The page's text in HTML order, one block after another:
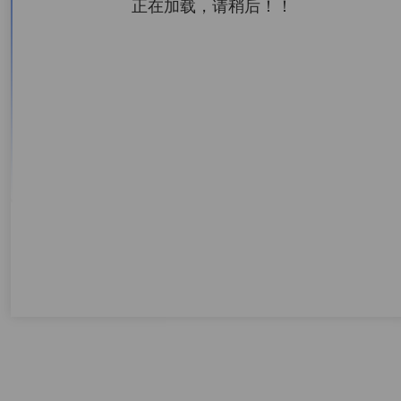
正在加载，请稍后！！